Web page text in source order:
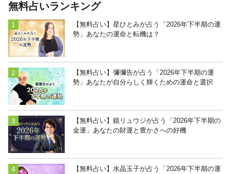
無料占いランキング
【無料占い】星ひとみが占う「2026年下半期の運
勢」あなたの運命と転機は？
【無料占い】彌彌告が占う「2026年下半期の運
勢」あなたが自分らしく輝くための運命と選択
【無料占い】鏡リュウジが占う「2026年下半期の
金運」あなたの財運と豊かさへの好機
【無料占い】水晶玉子が占う「2026年下半期の運